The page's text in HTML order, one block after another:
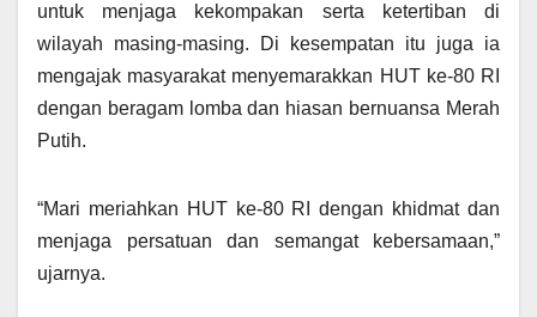
untuk menjaga kekompakan serta ketertiban di
wilayah masing-masing. Di kesempatan itu juga ia
mengajak masyarakat menyemarakkan HUT ke-80 RI
dengan beragam lomba dan hiasan bernuansa Merah
Putih.
“Mari meriahkan HUT ke-80 RI dengan khidmat dan
menjaga persatuan dan semangat kebersamaan,”
ujarnya.